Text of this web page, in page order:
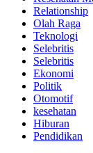
Relationship
Olah Raga
Teknologi
Selebritis
Selebritis
Ekonomi
Politik
Otomotif
kesehatan
Hiburan
Pendidikan